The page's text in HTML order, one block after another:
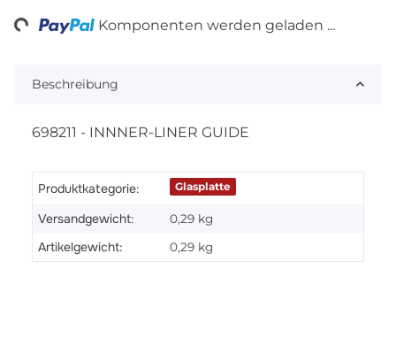
Komponenten werden geladen ...
Beschreibung
698211 - INNNER-LINER GUIDE
Produktkategorie: Glasplatte
Versandgewicht: 0,29 kg
Artikelgewicht: 0,29 kg